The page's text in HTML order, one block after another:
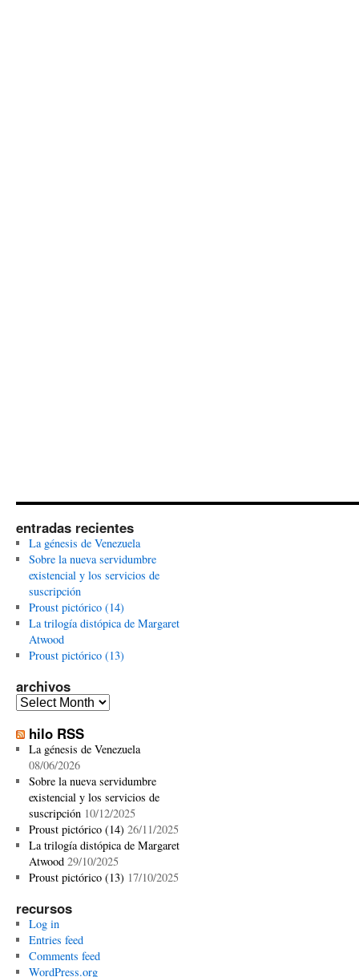
entradas recientes
La génesis de Venezuela
Sobre la nueva servidumbre
existencial y los servicios de
suscripción
Proust pictórico (14)
La trilogía distópica de Margaret
Atwood
Proust pictórico (13)
archivos
archivos
hilo RSS
La génesis de Venezuela
08/06/2026
Sobre la nueva servidumbre
existencial y los servicios de
suscripción 10/12/2025
Proust pictórico (14) 26/11/2025
La trilogía distópica de Margaret
Atwood 29/10/2025
Proust pictórico (13) 17/10/2025
recursos
Log in
Entries feed
Comments feed
WordPress.org